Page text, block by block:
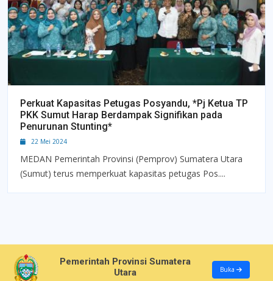
Perkuat Kapasitas Petugas Posyandu, *Pj Ketua TP
PKK Sumut Harap Berdampak Signifikan pada
Penurunan Stunting*
22 Mei 2024
MEDAN Pemerintah Provinsi (Pemprov) Sumatera Utara
(Sumut) terus memperkuat kapasitas petugas Pos....
Pemerintah Provinsi Sumatera
Utara
Buka